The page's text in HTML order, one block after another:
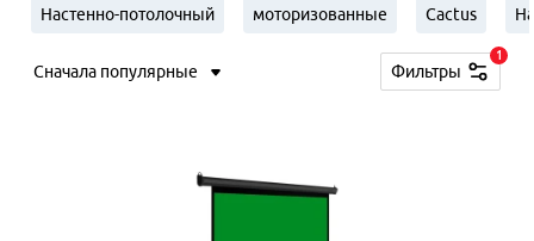
Настенно-потолочный моторизованные Cactus
Сначала популярные Фильтры
1